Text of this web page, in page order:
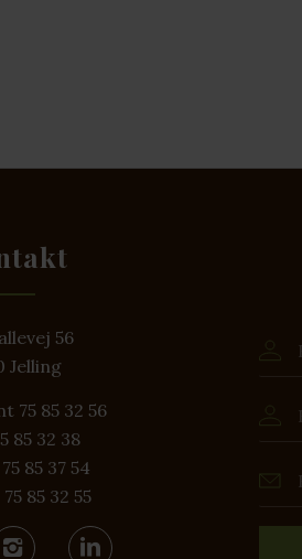
56
Jelling
75 85 32 56
85 32 38
85 37 54
85 32 55